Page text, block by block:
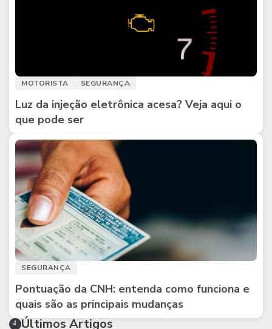
MOTORISTA SEGURANÇA
Luz da injeção eletrônica acesa? Veja aqui o
que pode ser
SEGURANÇA
Pontuação da CNH: entenda como funciona e
quais são as principais mudanças
Últimos Artigos